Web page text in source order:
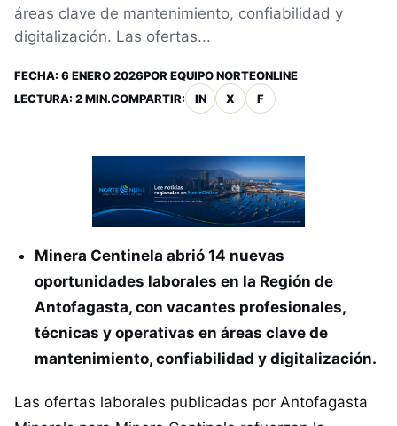
áreas clave de mantenimiento, confiabilidad y
digitalización. Las ofertas...
FECHA: 6 ENERO 2026POR EQUIPO NORTEONLINE
LECTURA: 2 MIN.COMPARTIR: IN X F
Minera Centinela abrió 14 nuevas
oportunidades laborales en la Región de
Antofagasta, con vacantes profesionales,
técnicas y operativas en áreas clave de
mantenimiento, confiabilidad y digitalización.
Las ofertas laborales publicadas por Antofagasta